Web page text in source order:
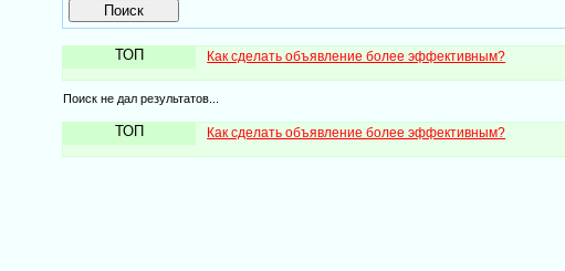
ТОП Как сделать объявление более эффективным?
Поиск не дал результатов...
ТОП Как сделать объявление более эффективным?